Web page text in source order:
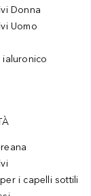
Donna
Uomo
i capelli sottili